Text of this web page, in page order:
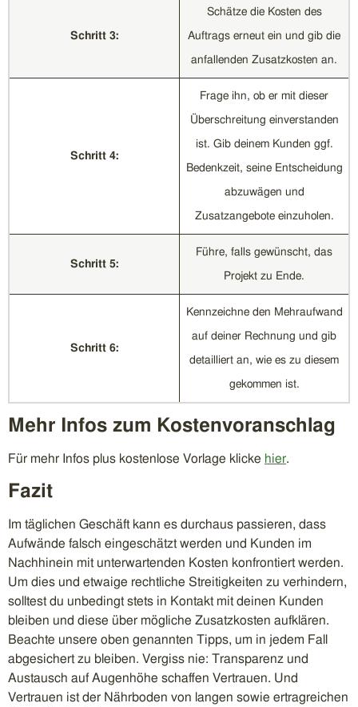
Schritt 3:
Schätze die Kosten des
Auftrags erneut ein und gib die
anfallenden Zusatzkosten an.
Schritt 4:
Frage ihn, ob er mit dieser
Überschreitung einverstanden
ist. Gib deinem Kunden ggf.
Bedenkzeit, seine Entscheidung
abzuwägen und
Zusatzangebote einzuholen.
Schritt 5:
Führe, falls gewünscht, das
Projekt zu Ende.
Schritt 6:
Kennzeichne den Mehraufwand
auf deiner Rechnung und gib
detailliert an, wie es zu diesem
gekommen ist.
Mehr Infos zum Kostenvoranschlag
Für mehr Infos plus kostenlose Vorlage klicke hier.
Fazit
Im täglichen Geschäft kann es durchaus passieren, dass
Aufwände falsch eingeschätzt werden und Kunden im
Nachhinein mit unterwartenden Kosten konfrontiert werden.
Um dies und etwaige rechtliche Streitigkeiten zu verhindern,
solltest du unbedingt stets in Kontakt mit deinen Kunden
bleiben und diese über mögliche Zusatzkosten aufklären.
Beachte unsere oben genannten Tipps, um in jedem Fall
abgesichert zu bleiben. Vergiss nie: Transparenz und
Austausch auf Augenhöhe schaffen Vertrauen. Und
Vertrauen ist der Nährboden von langen sowie ertragreichen